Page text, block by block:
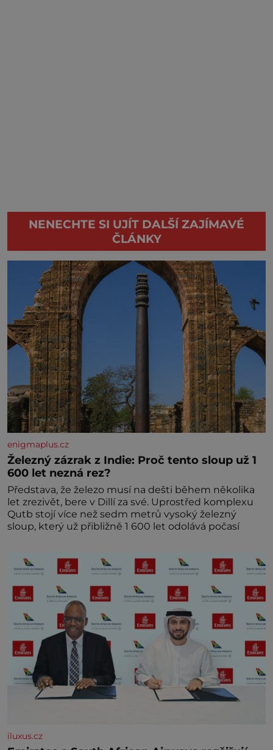
NENECHTE SI UJÍT DALŠÍ ZAJÍMAVÉ
ČLÁNKY
enigmaplus.cz
Železný zázrak z Indie: Proč tento sloup už 1
600 let nezná rez?
Představa, že železo musí na dešti během několika
let zrezivět, bere v Dillí za své. Uprostřed komplexu
Qutb stojí více než sedm metrů vysoký železný
sloup, který už přibližně 1 600 let odolává počasí
iluxus.cz